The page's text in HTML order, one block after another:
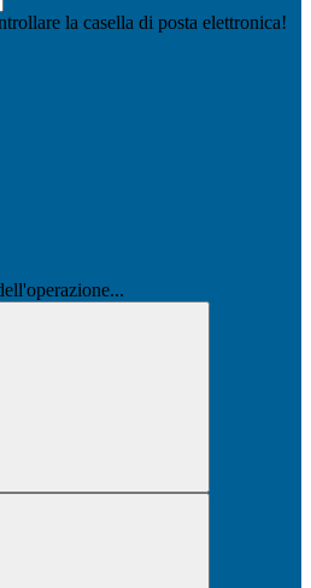
la casella di posta elettronica!